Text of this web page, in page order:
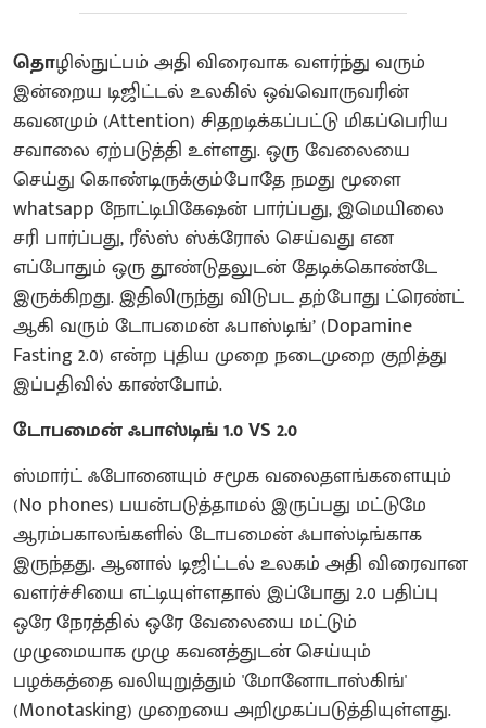
தொழில்நுட்பம் அதி விரைவாக வளர்ந்து வரும்
இன்றைய டிஜிட்டல் உலகில் ஒவ்வொருவரின்
கவனமும் (Attention) சிதறடிக்கப்பட்டு மிகப்பெரிய
சவாலை ஏற்படுத்தி உள்ளது. ஒரு வேலையை
செய்து கொண்டிருக்கும்போதே நமது மூளை
whatsapp நோட்டிபிகேஷன் பார்ப்பது, இமெயிலை
சரி பார்ப்பது, ரீல்ஸ் ஸ்க்ரோல் செய்வது என
எப்போதும் ஒரு தூண்டுதலுடன் தேடிக்கொண்டே
இருக்கிறது. இதிலிருந்து விடுபட தற்போது ட்ரெண்ட்
ஆகி வரும் டோபமைன் ஃபாஸ்டிங்’ (Dopamine
Fasting 2.0) என்ற புதிய முறை நடைமுறை குறித்து
இப்பதிவில் காண்போம்.
டோபமைன் ஃபாஸ்டிங் 1.0 VS 2.0
ஸ்மார்ட் ஃபோனையும் சமூக வலைதளங்களையும்
(No phones) பயன்படுத்தாமல் இருப்பது மட்டுமே
ஆரம்பகாலங்களில் டோபமைன் ஃபாஸ்டிங்காக
இருந்தது. ஆனால் டிஜிட்டல் உலகம் அதி விரைவான
வளர்ச்சியை எட்டியுள்ளதால் இப்போது 2.0 பதிப்பு
ஒரே நேரத்தில் ஒரே வேலையை மட்டும்
முழுமையாக முழு கவனத்துடன் செய்யும்
பழக்கத்தை வலியுறுத்தும் 'மோனோடாஸ்கிங்'
(Monotasking) முறையை அறிமுகப்படுத்தியுள்ளது.